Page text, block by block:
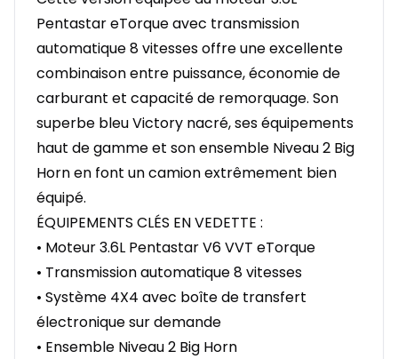
Pentastar eTorque avec transmission
automatique 8 vitesses offre une excellente
combinaison entre puissance, économie de
carburant et capacité de remorquage. Son
superbe bleu Victory nacré, ses équipements
haut de gamme et son ensemble Niveau 2 Big
Horn en font un camion extrêmement bien
équipé.
ÉQUIPEMENTS CLÉS EN VEDETTE :
• Moteur 3.6L Pentastar V6 VVT eTorque
• Transmission automatique 8 vitesses
• Système 4X4 avec boîte de transfert
électronique sur demande
• Ensemble Niveau 2 Big Horn